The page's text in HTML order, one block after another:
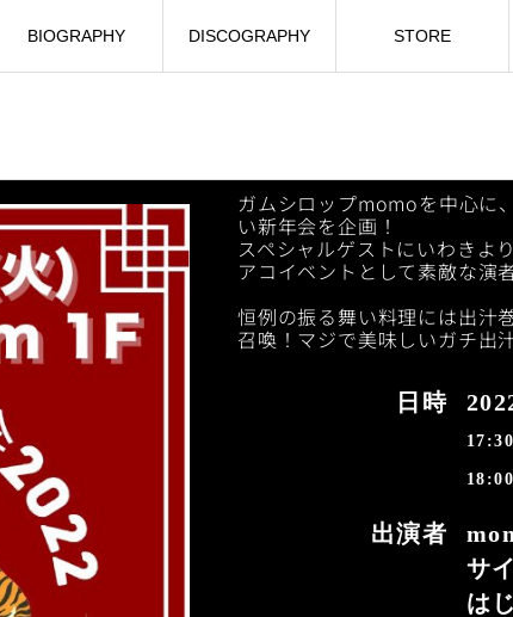
BIOGRAPHY DISCOGRAPHY STORE
ガムシロップmomoを中心に
い新年会を企画！
スペシャルゲストにいわきよ
アコイベントとして素敵な演
恒例の振る舞い料理には出汁
召喚！マジで美味しいガチ出
日時
出演者
サ
は